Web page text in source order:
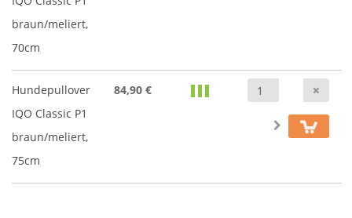
braun/meliert,
70cm
Hundepullover
IQO Classic P1
braun/meliert,
75cm
84,90 €